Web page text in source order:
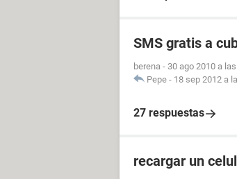
SMS gratis a
berena - 30 ago 2010 a
Pepe - 18 sep 2012 a
27 respuestas
recargar un